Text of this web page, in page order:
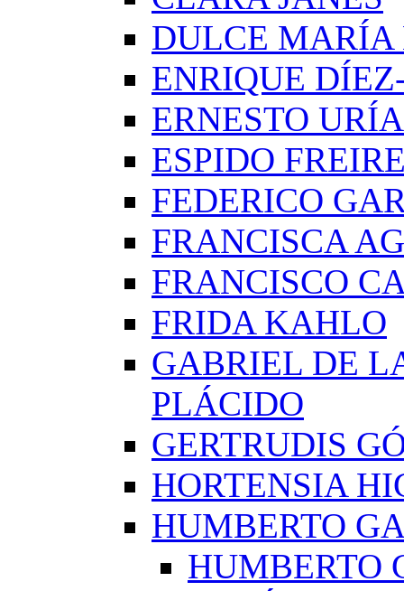
DULCE
ENRIQUE
ERNESTO URÍA
ESPIDO
FEDERICO
FRANCISCA
FRANCISCO
FRIDA KAHLO
GABRIEL DE
PLÁCIDO
GERTRUDIS
HORTENSIA
HUMBERTO
HUMBERTO